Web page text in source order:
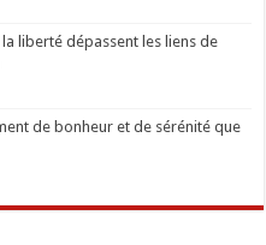
liberté dépassent les liens de
de bonheur et de sérénité que